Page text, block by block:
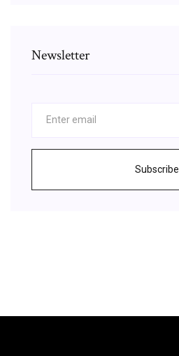
Newsletter
Subscribe